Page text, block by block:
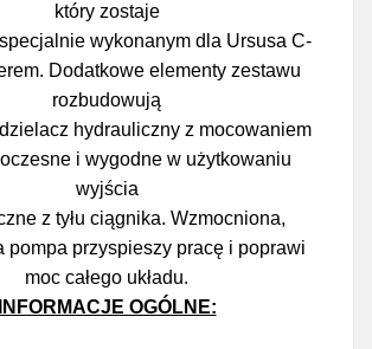
który zostaje
wykonanym dla Ursusa C-
Dodatkowe elementy zestawu
rozbudowują
hydrauliczny z mocowaniem
i wygodne w użytkowaniu
wyjścia
z tyłu ciągnika. Wzmocniona,
pompa przyspieszy pracę i poprawi
moc całego układu.
INFORMACJE OGÓLNE: